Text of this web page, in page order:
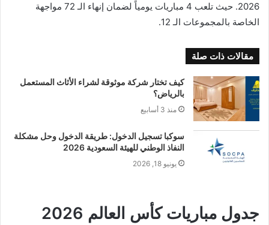
2026. حيث تلعب 4 مباريات يومياً لضمان إنهاء الـ 72 مواجهة
الخاصة بالمجموعات الـ 12.
مقالات ذات صلة
كيف تختار شركة موثوقة لشراء الأثاث المستعمل
بالرياض؟
منذ 3 أسابيع
سوكبا تسجيل الدخول: طريقة الدخول وحل مشكلة
النفاذ الوطني للهيئة السعودية 2026
يونيو 18, 2026
جدول مباريات كأس العالم 2026